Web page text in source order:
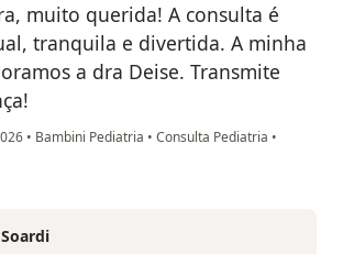
muito querida! A consulta é
tranquila e divertida. A minha
a dra Deise. Transmite
• Bambini Pediatria • Consulta Pediatria •
Clarissa